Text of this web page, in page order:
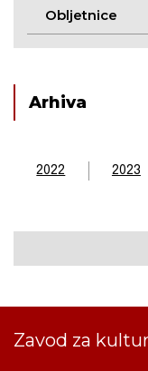
Obljetnice
Arhiva
2023
2022
Zavod za